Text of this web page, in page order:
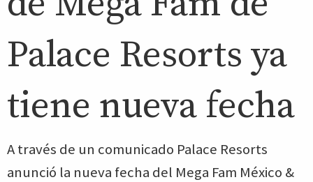
Palace Resorts ya
tiene nueva fecha
A través de un comunicado Palace Resorts
anunció la nueva fecha del Mega Fam México &